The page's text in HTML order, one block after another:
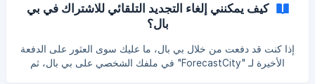
التفاصيل.
كيف يمكنني إلغاء التجديد التلقائي للاشتراك في بي
بال؟
إذا كنت قد دفعت من خلال بي بال، ما عليك سوى العثور على الدفعة
الأخيرة لـ "ForecastCity" في ملفك الشخصي على بي بال، ثم